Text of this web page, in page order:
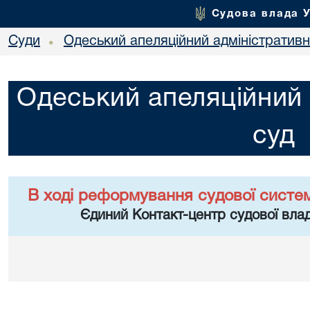
Судова влада
Суди • Одеський апеляційний
Одеський апеляційний
суд
В ході реформування судової
Єдиний Контакт-центр судової